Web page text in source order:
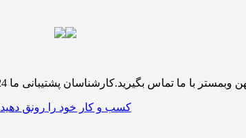
پشتیبانی ما 24 ساعته آماده خدمت رسانی به شما کاربران گرامی میباشند
کسب و کار خود را رونق دهید